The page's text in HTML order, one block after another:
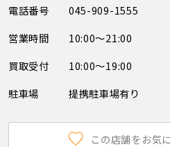
電話番号
045-909-1555
営業時間
10:00～21:00
買取受付
10:00～19:00
駐車場
提携駐車場有り
この店舗をお気